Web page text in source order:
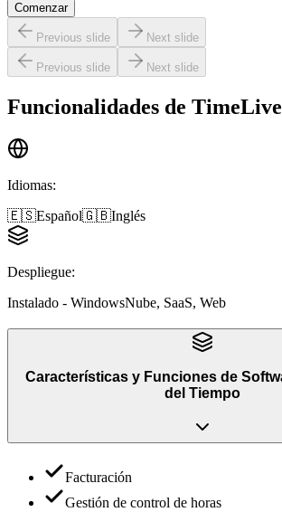
Comenzar
Previous slide Next slide
Previous slide Next slide
Funcionalidades de TimeLive
Idiomas:
🇪🇸Español🇬🇧Inglés
Despliegue:
Instalado - WindowsNube, SaaS, Web
Características y Funciones de
del Tiempo
Facturación
Gestión de control de horas